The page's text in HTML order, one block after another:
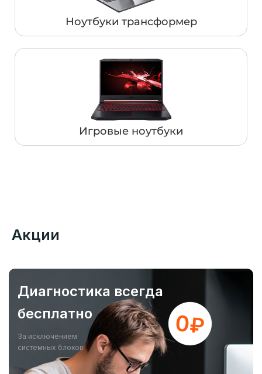
Ноутбуки трансформер
Игровые ноутбуки
Акции
Диагностика всегда
бесплатно
За исключением
системных блоков